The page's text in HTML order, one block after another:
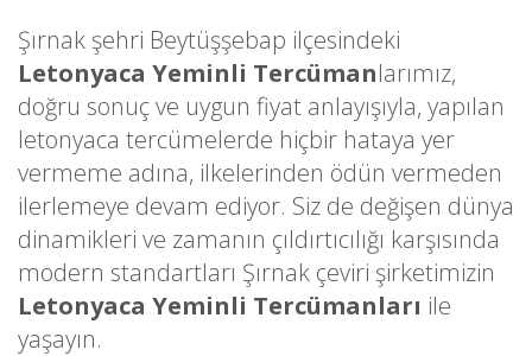
Şırnak şehri Beytüşşebap ilçesindeki
Letonyaca Yeminli Tercümanlarımız,
doğru sonuç ve uygun fiyat anlayışıyla, yapılan
letonyaca tercümelerde hiçbir hataya yer
vermeme adına, ilkelerinden ödün vermeden
ilerlemeye devam ediyor. Siz de değişen dünya
dinamikleri ve zamanın çıldırtıcılığı karşısında
modern standartları Şırnak çeviri şirketimizin
Letonyaca Yeminli Tercümanları ile
yaşayın.